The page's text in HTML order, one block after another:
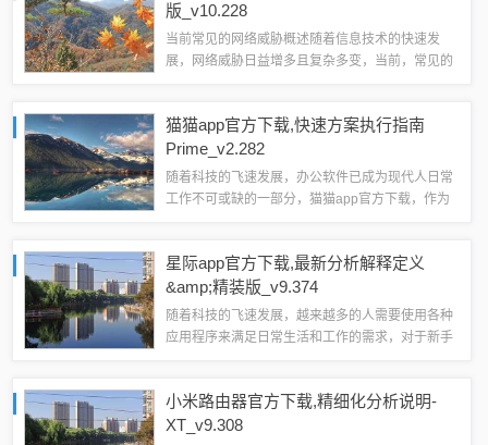
版_v10.228
当前常见的网络威胁概述随着信息技术的快速发
展，网络威胁日益增多且复杂多变，当前，常见的
窃取信息、破坏数据甚至危及系统安全。2、钓鱼...
猫猫app官方下载,快速方案执行指南
Prime_v2.282
随着科技的飞速发展，办公软件已成为现代人日常
工作不可或缺的一部分，猫猫app官方下载，作为
猫app官方下载在文档处理、协作、时间...
星际app官方下载,最新分析解释定义
&amp;精装版_v9.374
随着科技的飞速发展，越来越多的人需要使用各种
应用程序来满足日常生活和工作的需求，对于新手
重要。“星际app官方下载”及其最新分析...
小米路由器官方下载,精细化分析说明-
XT_v9.308